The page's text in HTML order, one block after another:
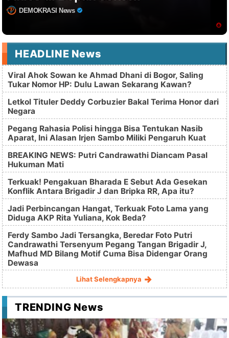
DEMOKRASI News
HEADLINE News
Viral Ahok Sowan ke Ahmad Dhani di Bogor, Saling
Tukar Nomor HP: Dulu Lawan Sekarang Kawan?
Letkol Tituler Deddy Corbuzier Bakal Terima Honor dari
Negara
Pegang Rahasia Polisi hingga Bisa Tentukan Nasib
Aparat, Ini Alasan Irjen Sambo Miliki Pengaruh Kuat
BREAKING NEWS: Putri Candrawathi Diancam Pasal
Hukuman Mati
Terkuak! Pengakuan Bharada E Sebut Ada Gesekan
Konflik Antara Brigadir J dan Bripka RR, Apa itu?
Jadi Perbincangan Hangat, Terkuak Foto Lama yang
Diduga AKP Rita Yuliana, Kok Beda?
Ferdy Sambo Jadi Tersangka, Beredar Foto Putri
Candrawathi Tersenyum Pegang Tangan Brigadir J,
Mafhud MD Bilang Motif Cuma Bisa Didengar Orang
Dewasa
Lihat Selengkapnya
TRENDING News